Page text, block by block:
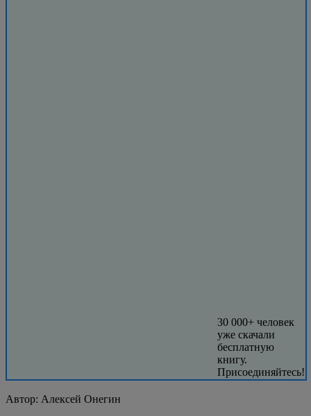
30 000+ человек
уже скачали
бесплатную
книгу.
Присоединяйтесь!
Автор: Алексей Онегин